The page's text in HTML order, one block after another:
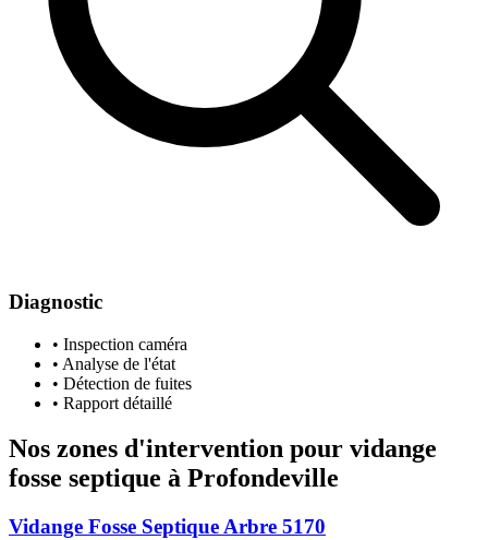
Diagnostic
• Inspection caméra
• Analyse de l'état
• Détection de fuites
• Rapport détaillé
Nos zones d'intervention pour vidange
fosse septique à Profondeville
Vidange Fosse Septique Arbre 5170